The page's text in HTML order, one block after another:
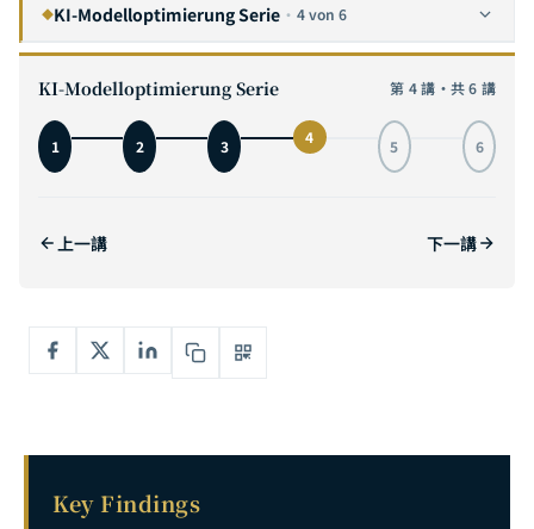
◆KI-Modelloptimierung Serie · 4 von 6
2 Der vollstandige Leitfaden zur Knowledge Distillation: Von Hintons Soft Targets bis DeepSeek-R1 -- wie kleine Modelle das Denken grosser Modelle erlernen
Der vollstandige Leitfaden zur Modellquantisierung (Quantization): Mit 4 Bit ein 70B-Modell laden -- von INT8 bis GGUF in der Praxis
5 Dynamic Computation – Der vollstaendige Leitfaden: Von MoE (Mixture of Experts) bis Speculative Decoding – KI-Rechenleistung bedarfsgerecht zuweisen
KI-Modelloptimierung Serie 第 4 講・共 6 講
1 2 3 4 5 6
上一講 下一講
Key Findings